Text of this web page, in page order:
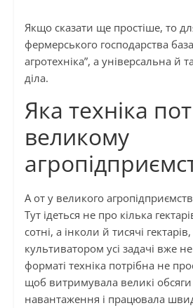
Якщо сказати ще простіше, то
фермерського господарства
агротехніка”, а універсальна й
діла.
Яка техніка
великому
А от у великого
Тут ідеться не про кілька
сотні, а інколи й тисячі
культиватором усі задачі вже
форматі техніка потрібна не
щоб витримувала великі обсяги
навантаження і працювала